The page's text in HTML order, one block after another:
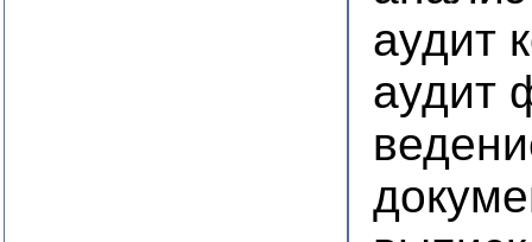
аудит
аудит